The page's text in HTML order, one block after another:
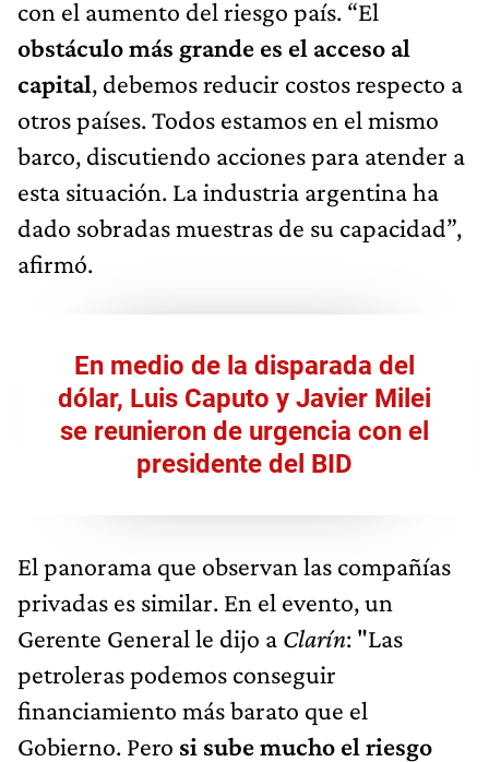
con el aumento del riesgo país. “El
obstáculo más grande es el acceso al
capital, debemos reducir costos respecto a
otros países. Todos estamos en el mismo
barco, discutiendo acciones para atender a
esta situación. La industria argentina ha
dado sobradas muestras de su capacidad”,
afirmó.
En medio de la disparada del
dólar, Luis Caputo y Javier Milei
se reunieron de urgencia con el
presidente del BID
El panorama que observan las compañías
privadas es similar. En el evento, un
Gerente General le dijo a Clarín: "Las
petroleras podemos conseguir
financiamiento más barato que el
Gobierno. Pero si sube mucho el riesgo